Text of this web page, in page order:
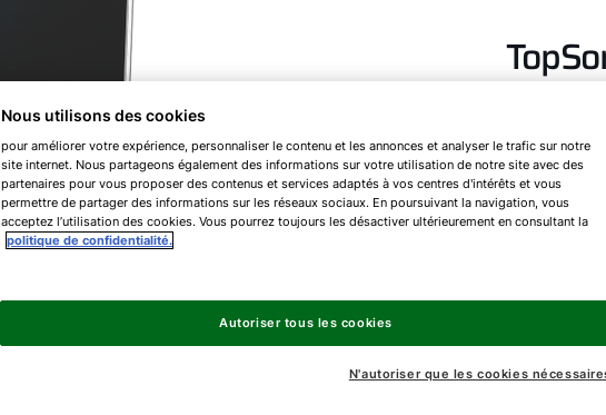
verticale
TopSon
Peut
kits de
Nous utilisons des cookies
pour améliorer votre expérience, personnaliser le contenu et les annonces et analyser le trafic sur notre
site internet. Nous partageons également des informations sur votre utilisation de notre site avec des
partenaires pour vous proposer des contenus et services adaptés à vos centres d'intérêts et vous
permettre de partager des informations sur les réseaux sociaux. En poursuivant la navigation, vous
acceptez l’utilisation des cookies. Vous pourrez toujours les désactiver ultérieurement en consultant la
politique de confidentialité.
N'autoriser que les cookies
Autoriser tous les cookies